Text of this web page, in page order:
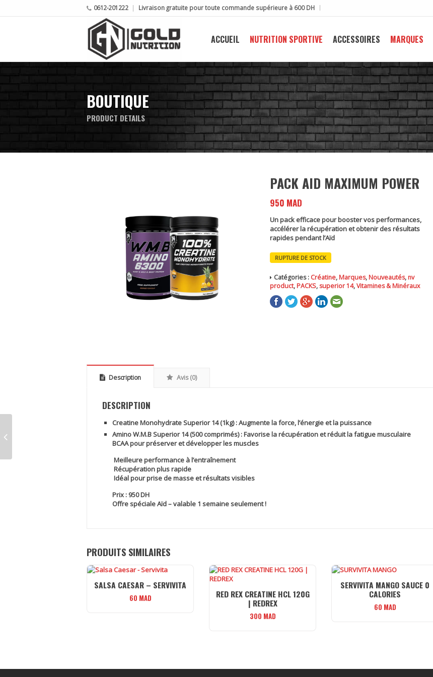
0612-201222 Livraison gratuite pour toute commande supérieure à 600 DH
ACCUEIL NUTRITION SPORTIVE ACCESSOIRES MARQUES
BOUTIQUE
PRODUCT DETAILS
PACK AID MAXIMUM POWER
950 MAD
Un pack efficace pour booster vos performances,
accélérer la récupération et obtenir des résultats
rapides pendant l’Aïd
RUPTURE DE STOCK
Catégories : Créatine, Marques, Nouveautés, nv
product, PACKS, superior 14,Vitamines & Minéraux
Description Avis (0)
DESCRIPTION
Creatine Monohydrate Superior 14 (1kg) :Augmente la force, l’énergie et la puissance
Amino W.M.B Superior 14 (500 comprimés) :Favorise la récupération et réduit la fatigue musculaire
BCAA pour préserver et développer les muscles
Meilleure performance à l’entraînement
Récupération plus rapide
Idéal pour prise de masse et résultats visibles
Prix : 950 DH
Offre spéciale Aïd – valable 1 semaine seulement !
PRODUITS SIMILAIRES
SALSA CAESAR – SERVIVITA
60 MAD RED REX CREATINE HCL 120G
| REDREX
300 MAD
SERVIVITA MANGO SAUCE 0
CALORIES
60 MAD